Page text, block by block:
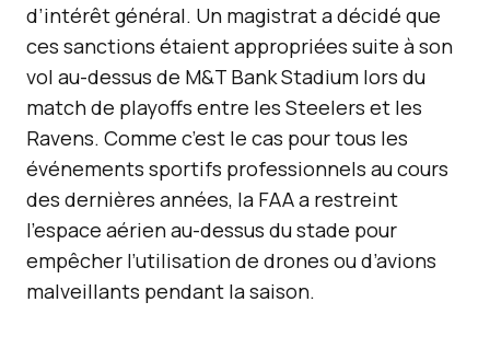
d’intérêt général. Un magistrat a décidé que
ces sanctions étaient appropriées suite à son
vol au-dessus de M&T Bank Stadium lors du
match de playoffs entre les Steelers et les
Ravens. Comme c’est le cas pour tous les
événements sportifs professionnels au cours
des dernières années, la FAA a restreint
l’espace aérien au-dessus du stade pour
empêcher l’utilisation de drones ou d’avions
malveillants pendant la saison.